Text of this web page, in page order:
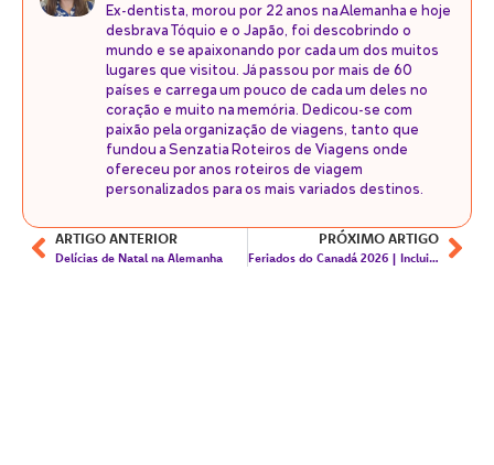
Ex-dentista, morou por 22 anos na Alemanha e hoje
desbrava Tóquio e o Japão, foi descobrindo o
mundo e se apaixonando por cada um dos muitos
lugares que visitou. Já passou por mais de 60
países e carrega um pouco de cada um deles no
coração e muito na memória. Dedicou-se com
paixão pela organização de viagens, tanto que
fundou a Senzatia Roteiros de Viagens onde
ofereceu por anos roteiros de viagem
personalizados para os mais variados destinos.
ARTIGO ANTERIOR
Delícias de Natal na Alemanha
PRÓXIMO ARTIGO
Feriados do Canadá 2026 | Incluindo datas comemorativas